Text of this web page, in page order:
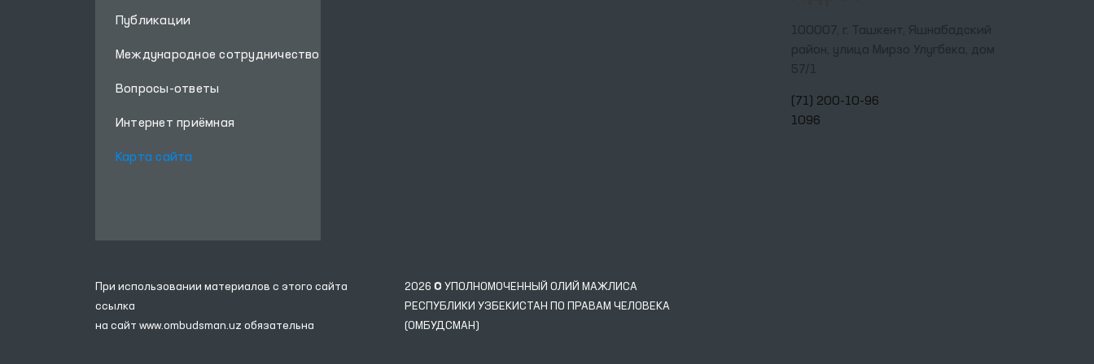
Публикации
Международное сотрудничество
Вопросы-ответы
Интернет приёмная
Карта сайта
100007, г. Ташкент, Яшнабадский
район, улица Мирзо Улугбека, дом
57/1
(71) 200-10-96
1096
При использовании материалов с этого сайта
ссылка
на сайт www.ombudsman.uz обязательна
2026 © УПОЛНОМОЧЕННЫЙ ОЛИЙ МАЖЛИСА
РЕСПУБЛИКИ УЗБЕКИСТАН ПО ПРАВАМ ЧЕЛОВЕКА
(ОМБУДСМАН)